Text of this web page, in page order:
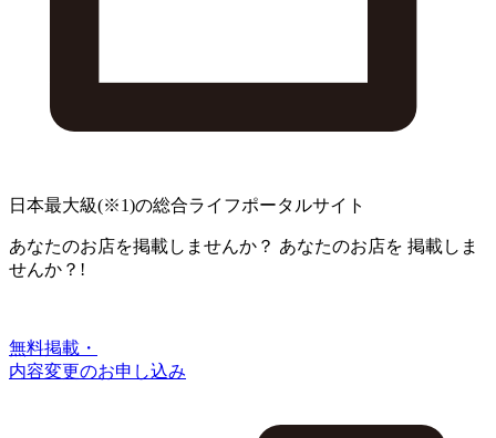
日本最大級(※1)の総合ライフポータルサイト
あなたのお店を掲載しませんか？ あなたのお店を 掲載しま
せんか？!
無料掲載・
内容変更のお申し込み